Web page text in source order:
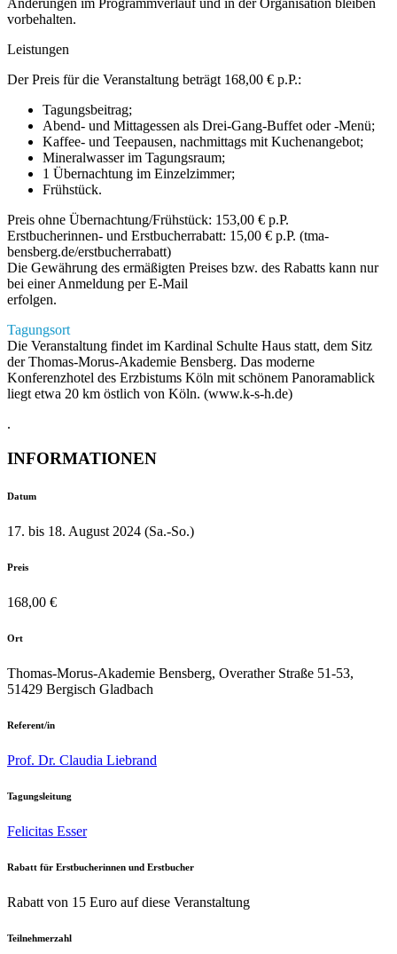
Änderungen im Programmverlauf und in der Organisation bleiben
vorbehalten.
Leistungen
Der Preis für die Veranstaltung beträgt 168,00 € p.P.:
Tagungsbeitrag;
Abend- und Mittagessen als Drei-Gang-Buffet oder -Menü;
Kaffee- und Teepausen, nachmittags mit Kuchenangebot;
Mineralwasser im Tagungsraum;
1 Übernachtung im Einzelzimmer;
Frühstück.
Preis ohne Übernachtung/Frühstück: 153,00 € p.P.
Erstbucherinnen- und Erstbucherrabatt: 15,00 € p.P. (tma-
bensberg.de/erstbucherrabatt)
Die Gewährung des ermäßigten Preises bzw. des Rabatts kann nur
bei einer Anmeldung per E-Mail
erfolgen.
Tagungsort
Die Veranstaltung findet im Kardinal Schulte Haus statt, dem Sitz
der Thomas-Morus-Akademie Bensberg. Das moderne
Konferenzhotel des Erzbistums Köln mit schönem Panoramablick
liegt etwa 20 km östlich von Köln. (www.k-s-h.de)
.
INFORMATIONEN
Datum
17. bis 18. August 2024 (Sa.-So.)
Preis
168,00 €
Ort
Thomas-Morus-Akademie Bensberg, Overather Straße 51-53,
51429 Bergisch Gladbach
Referent/in
Prof. Dr. Claudia Liebrand
Tagungsleitung
Felicitas Esser
Rabatt für Erstbucherinnen und Erstbucher
Rabatt von 15 Euro auf diese Veranstaltung
Teilnehmerzahl